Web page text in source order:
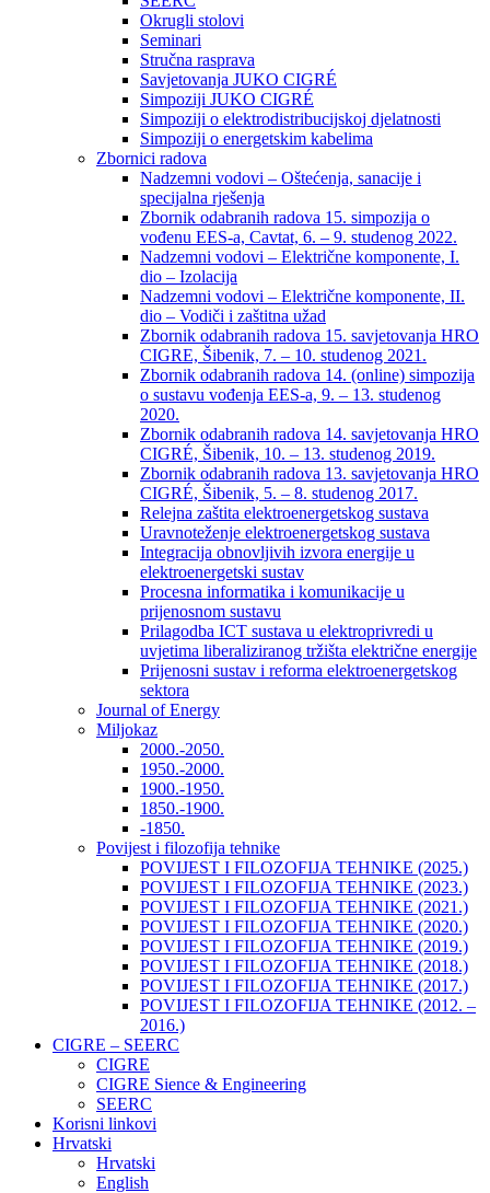
Okrugli stolovi
Seminari​
Stručna rasprava​
Savjetovanja JUKO CIGRÉ
Simpoziji JUKO CIGRÉ
Simpoziji o elektrodistribucijskoj djelatnosti
Simpoziji o energetskim kabelima
Zbornici radova
Nadzemni vodovi – Oštećenja, sanacije i
specijalna rješenja
Zbornik odabranih radova 15. simpozija o
vođenu EES-a, Cavtat, 6. – 9. studenog 2022.
Nadzemni vodovi – Električne komponente, I.
dio – Izolacija
Nadzemni vodovi – Električne komponente, II.
dio – Vodiči i zaštitna užad
Zbornik odabranih radova 15. savjetovanja HRO
CIGRE, Šibenik, 7. – 10. studenog 2021.
Zbornik odabranih radova 14. (online) simpozija
o sustavu vođenja EES-a, 9. – 13. studenog
2020.
Zbornik odabranih radova 14. savjetovanja HRO
CIGRÉ, Šibenik, 10. – 13. studenog 2019.
Zbornik odabranih radova 13. savjetovanja HRO
CIGRÉ, Šibenik, 5. – 8. studenog 2017.
Relejna zaštita elektroenergetskog sustava
Uravnoteženje elektroenergetskog sustava
Integracija obnovljivih izvora energije u
elektroenergetski sustav
Procesna informatika i komunikacije u
prijenosnom sustavu
Prilagodba ICT sustava u elektroprivredi u
uvjetima liberaliziranog tržišta električne energije
Prijenosni sustav i reforma elektroenergetskog
sektora
Journal of Energy
Miljokaz
2000.-2050.
1950.-2000.
1900.-1950.
1850.-1900.
-1850.
Povijest i filozofija tehnike
POVIJEST I FILOZOFIJA TEHNIKE (2025.)
POVIJEST I FILOZOFIJA TEHNIKE (2023.)
POVIJEST I FILOZOFIJA TEHNIKE (2021.)
POVIJEST I FILOZOFIJA TEHNIKE (2020.)
POVIJEST I FILOZOFIJA TEHNIKE (2019.)
POVIJEST I FILOZOFIJA TEHNIKE (2018.)
POVIJEST I FILOZOFIJA TEHNIKE (2017.)
POVIJEST I FILOZOFIJA TEHNIKE (2012. –
2016.)
CIGRE – SEERC
CIGRE
CIGRE Sience & Engineering
SEERC
Korisni linkovi
Hrvatski
Hrvatski
English